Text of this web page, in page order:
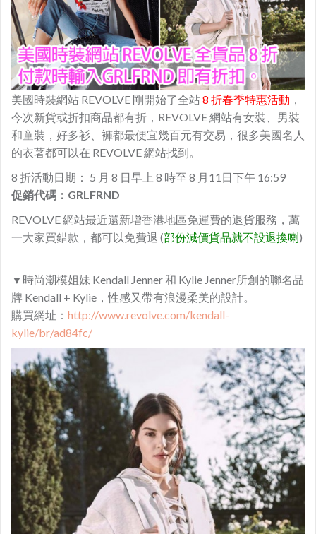
美國時裝網站 REVOLVE 剛開始了全站8 折春季特惠活動
今次新貨或折扣商品都有折，REVOLVE 網站有女裝、男裝
和童裝，好多衫、褲都最便宜幾百元有交易，很多美國名人
的衣著都可以在 REVOLVE 網站找到。
8 折活動日期： 5 月 8 日早上 8 時至 8 月11日下午 16:59
促銷代碼：GRLFRND
REVOLVE 網站最近還新增香港地區免運費的退貨服務，萬
一大家買錯款，都可以免費退 (部份減價貨品就不設退換喇)
▼時尚潮模姐妹 Kendall Jenner 和 Kylie Jenner所創的聯名品
牌 Kendall + Kylie，性感又帶有浪漫柔美的設計。
購買網址： http://www.revolve.com/kendall-
kylie/br/ad84fc/